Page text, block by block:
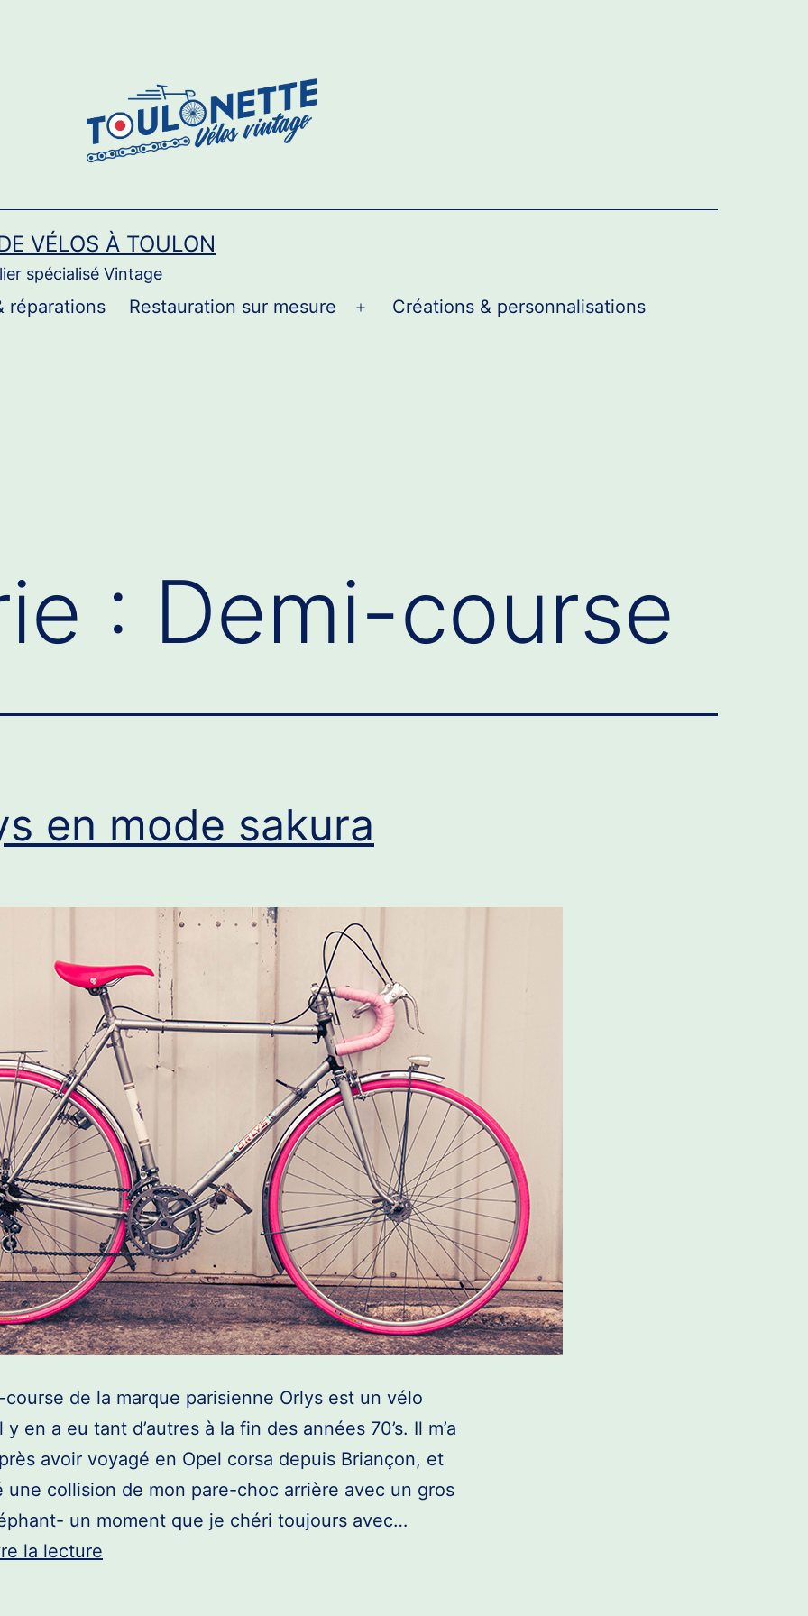
VÉLOS À TOULON
spécialisé Vintage
réparations Restauration sur mesure
Ouvrir
Créations & personnalisations
: Demi-course
en mode sakura
de la marque parisienne Orlys est un vélo
en a eu tant d’autres à la fin des années 70’s. Il m’a
avoir voyagé en Opel corsa depuis Briançon, et
une collision de mon pare-choc arrière avec un gros
un moment que je chéri toujours avec…
la lecture